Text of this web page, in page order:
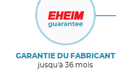
GARANTIE DU FABRICANT
jusqu'à 36 mois